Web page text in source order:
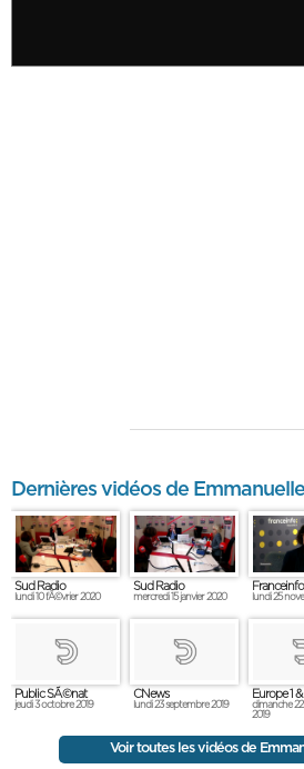
Dernières vidéos de
Sud Radio
lundi 10 fÃ©vrier 2020
Sud Radio
mercredi 15 janvier 2020
Franceinfo
lundi 25
Public SÃ©nat
jeudi 3 octobre 2019
CNews
lundi 23 septembre 2019
Europe 1
dimanche
2019
Voir toutes les vidéos de